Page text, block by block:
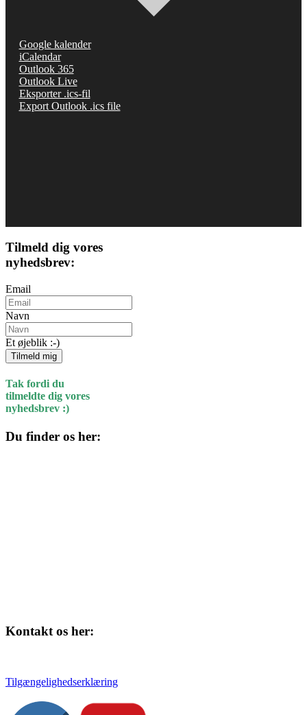
Google kalender
iCalendar
Outlook 365
Outlook Live
Eksporter .ics-fil
Export Outlook .ics file
Tilmeld dig vores
nyhedsbrev:
Email
Navn
Et øjeblik :-)
Tilmeld mig
Tak fordi du
tilmeldte dig vores
nyhedsbrev :)
Du finder os her:
Kontakt os her:
Tilgængelighedserklæring